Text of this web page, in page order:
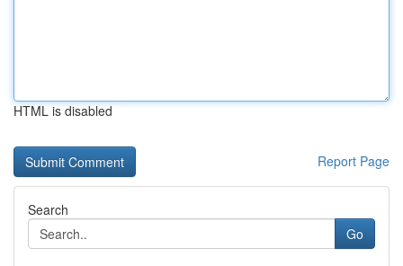
HTML is disabled
Report Page
Search
Go